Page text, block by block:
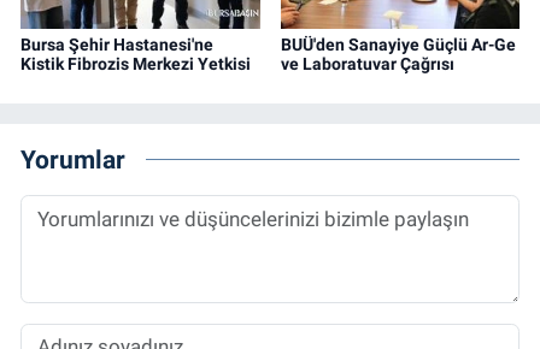
Bursa Şehir Hastanesi'ne
Kistik Fibrozis Merkezi Yetkisi
BUÜ'den Sanayiye Güçlü Ar-Ge
ve Laboratuvar Çağrısı
Yorumlar